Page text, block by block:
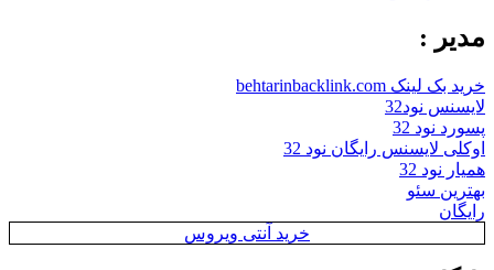
مدیر :
خرید بک لینک behtarinbacklink.com
لایسنس نود32
پسورد نود 32
اوکلی لایسنس رایگان نود 32
همیار نود 32
بهترین سئو
رایگان
خرید آنتی ویروس